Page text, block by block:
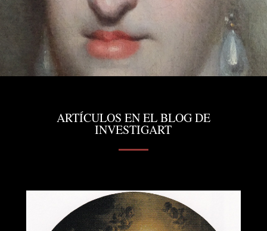
ARTÍCULOS EN EL BLOG DE
INVESTIGART